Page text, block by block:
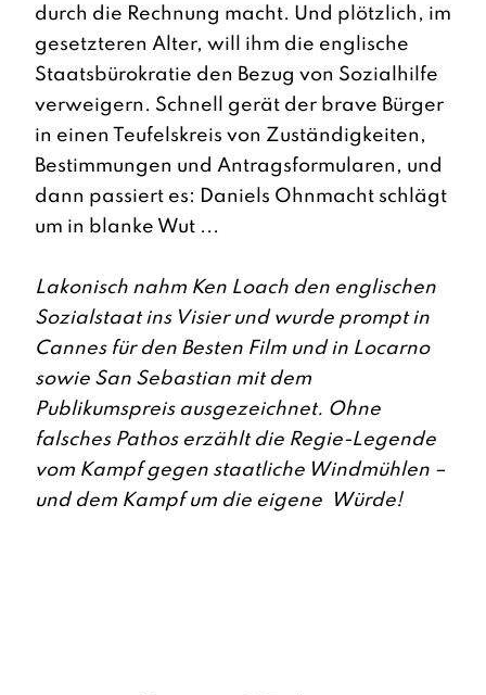
durch die Rechnung macht. Und plötzlich, im
gesetzteren Alter, will ihm die englische
Staatsbürokratie den Bezug von Sozialhilfe
verweigern. Schnell gerät der brave Bürger
in einen Teufelskreis von Zuständigkeiten,
Bestimmungen und Antragsformularen, und
dann passiert es: Daniels Ohnmacht schlägt
um in blanke Wut ...
Lakonisch nahm Ken Loach den englischen
Sozialstaat ins Visier und wurde prompt in
Cannes für den Besten Film und in Locarno
sowie San Sebastian mit dem
Publikumspreis ausgezeichnet. Ohne
falsches Pathos erzählt die Regie-Legende
vom Kampf gegen staatliche Windmühlen –
und dem Kampf um die eigene Würde!